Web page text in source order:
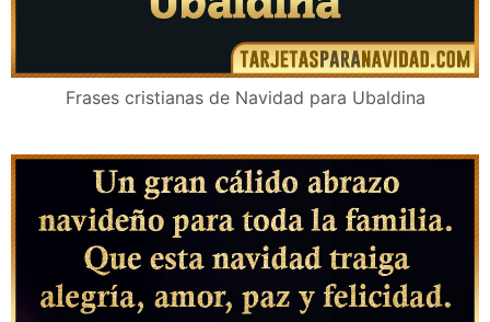
Frases cristianas de Navidad para Ubaldina